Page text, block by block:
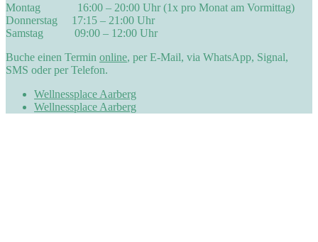
Montag 16:00 – 20:00 Uhr (1x pro Monat am Vormittag)
Donnerstag 17:15 – 21:00 Uhr
Samstag 09:00 – 12:00 Uhr
Buche einen Termin online, per E-Mail, via WhatsApp, Signal,
SMS oder per Telefon.
Wellnessplace Aarberg
Wellnessplace Aarberg